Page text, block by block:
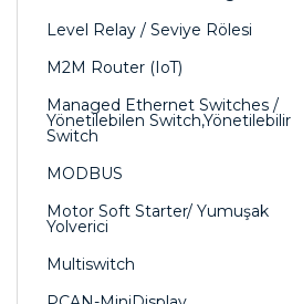
Level Relay / Seviye Rölesi
M2M Router (IoT)
Managed Ethernet Switches /
Yönetilebilen Switch,Yönetilebilir
Switch
MODBUS
Motor Soft Starter/ Yumuşak
Yolverici
Multiswitch